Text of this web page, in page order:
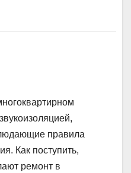
правила
Как поступить,
ремонт в